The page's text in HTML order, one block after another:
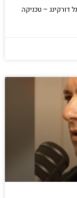
דורקינג – טכניקה